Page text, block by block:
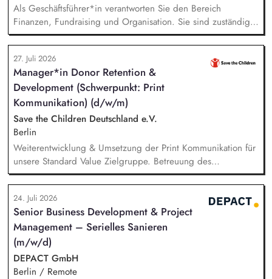
Als Geschäftsführer*in verantworten Sie den Bereich
Finanzen, Fundraising und Organisation. Sie sind zuständig
für die Finanzplanung, das Controlling und die Organisation
des Rechnungswesens. Sie leiten das Fundraising-Team und
entwickeln eine nachhaltige Fundraising Strategie. Sie sind
verantwortlich für das Personalmanagement und die operative
Steuerung von Prozessen zur Organisationsentwicklung.
27. Juli 2026
Manager*in Donor Retention &
Development (Schwerpunkt: Print
Kommunikation) (d/w/m)
Save the Children Deutschland e.V.
Berlin
Weiterentwicklung & Umsetzung der Print Kommunikation für
unsere Standard Value Zielgruppe. Betreuung des
postalischen Mailing-Programm inkl. der Spendenmagazine
und Spendenaufrufe sowie der Print Kommunikation innerhalb
unserer Donor Journeys. Ko-Produktion von Content für die
Print Kommunikation in enger Zusammenarbeit mit dem Team
Brand, Content & Publikationen. Redaktion und Prüfung von
Content/Texten für andere Kanäle und Medien.
24. Juli 2026
Senior Business Development & Project
Management – Serielles Sanieren
(m/w/d)
DEPACT GmbH
Berlin / Remote